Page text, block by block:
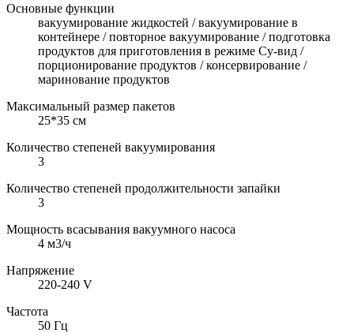
Основные функции
вакуумирование жидкостей / вакуумирование в
контейнере / повторное вакуумирование / подготовка
продуктов для приготовления в режиме Су-вид /
порционирование продуктов / консервирование /
маринование продуктов
Максимальный размер пакетов
25*35 см
Количество степеней вакуумирования
3
Количество степеней продолжительности запайки
3
Мощность всасывания вакуумного насоса
4 м3/ч
Напряжение
220-240 V
Частота
50 Гц